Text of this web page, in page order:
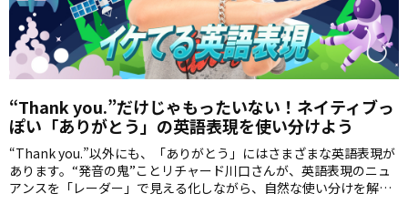
“Thank you.”だけじゃもったいない！ネイティブっ
ぽい「ありがとう」の英語表現を使い分けよう
“Thank you.”以外にも、「ありがとう」にはさまざまな英語表現が
あります。“発音の鬼”ことリチャード川口さんが、英語表現のニュ
アンスを「レーダー」で見える化しながら、自然な使い分けを解説